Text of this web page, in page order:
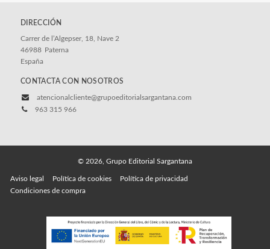
DIRECCIÓN
Carrer de l’Algepser, 18, Nave 2
46988 Paterna
España
CONTACTA CON NOSOTROS
atencionalcliente@grupoeditorialsargantana.com
963 315 966
© 2026, Grupo Editorial Sargantana
Aviso legal Política de cookies
Política de privacidad
Condiciones de compra